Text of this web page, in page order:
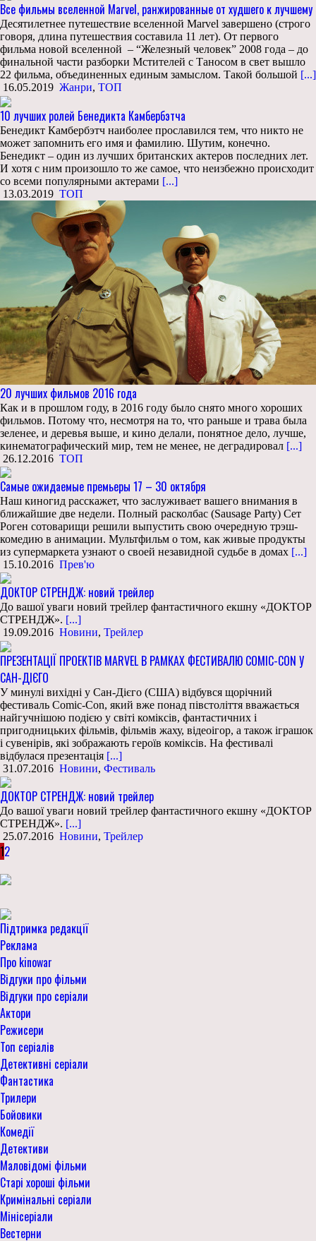
Все фильмы вселенной Marvel, ранжированные от худшего к лучшему
Десятилетнее путешествие вселенной Marvel завершено (строго
говоря, длина путешествия составила 11 лет). От первого
фильма новой вселенной – “Железный человек” 2008 года – до
финальной части разборки Мстителей с Таносом в свет вышло
22 фильма, объединенных единым замыслом. Такой большой [...]
16.05.2019 Жанри, ТОП
10 лучших ролей Бенедикта Камбербэтча
Бенедикт Камбербэтч наиболее прославился тем, что никто не
может запомнить его имя и фамилию. Шутим, конечно.
Бенедикт – один из лучших британских актеров последних лет.
И хотя с ним произошло то же самое, что неизбежно происходит
со всеми популярными актерами [...]
13.03.2019 ТОП
20 лучших фильмов 2016 года
Как и в прошлом году, в 2016 году было снято много хороших
фильмов. Потому что, несмотря на то, что раньше и трава была
зеленее, и деревья выше, и кино делали, понятное дело, лучше,
кинематографический мир, тем не менее, не деградировал [...]
26.12.2016 ТОП
Самые ожидаемые премьеры 17 – 30 октября
Наш киногид расскажет, что заслуживает вашего внимания в
ближайшие две недели. Полный расколбас (Sausage Party) Сет
Роген сотоварищи решили выпустить свою очередную трэш-
комедию в анимации. Мультфильм о том, как живые продукты
из супермаркета узнают о своей незавидной судьбе в домах [...]
15.10.2016 Прев'ю
ДОКТОР СТРЕНДЖ: новий трейлер
До вашої уваги новий трейлер фантастичного екшну «ДОКТОР
СТРЕНДЖ». [...]
19.09.2016 Новини, Трейлер
ПРЕЗЕНТАЦІЇ ПРОЕКТІВ MARVEL В РАМКАХ ФЕСТИВАЛЮ COMIC-CON У
САН-ДІЄГО
У минулі вихідні у Сан-Дієго (США) відбувся щорічний
фестиваль Comic-Con, який вже понад півстоліття вважається
найгучнішою подією у світі коміксів, фантастичних і
пригодницьких фільмів, фільмів жаху, відеоігор, а також іграшок
і сувенірів, які зображають героїв коміксів. На фестивалі
відбулася презентація [...]
31.07.2016 Новини, Фестиваль
ДОКТОР СТРЕНДЖ: новий трейлер
До вашої уваги новий трейлер фантастичного екшну «ДОКТОР
СТРЕНДЖ». [...]
25.07.2016 Новини, Трейлер
12
Підтримка редакції
Реклама
Про kinowar
Відгуки про фільми
Відгуки про серіали
Актори
Режисери
Топ серіалів
Детективні серіали
Фантастика
Трилери
Бойовики
Комедії
Детективи
Маловідомі фільми
Старі хороші фільми
Кримінальні серіали
Мінісеріали
Вестерни